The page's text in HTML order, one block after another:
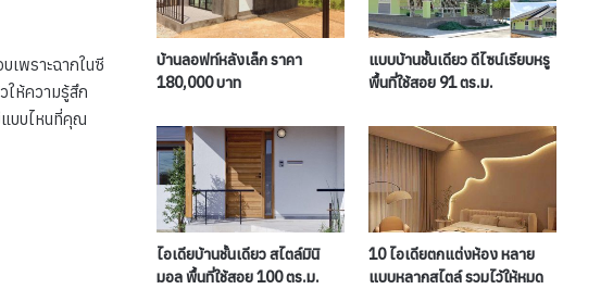
เพราะฉากในซี
ให้ความรู้สึก
แบบไหนที่คุณ
บ้านลอฟท์หลังเล็ก ราคา
180,000 บาท
แบบบ้านชั้นเดียว ดีไซน์เรียบหรู
พื้นที่ใช้สอย 91 ตร.ม.
ไอเดียบ้านชั้นเดียว สไตล์มินิ
มอล พื้นที่ใช้สอย 100 ตร.ม.
10 ไอเดียตกแต่งห้อง หลาย
แบบหลากสไตล์ รวมไว้ให้หมด